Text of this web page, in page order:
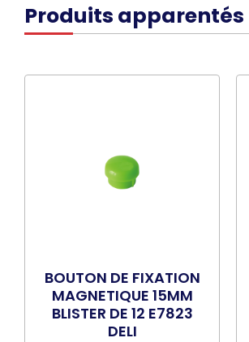
Produits apparentés
BOUTON DE FIXATION
MAGNETIQUE 15MM
BLISTER DE 12 E7823
DELI